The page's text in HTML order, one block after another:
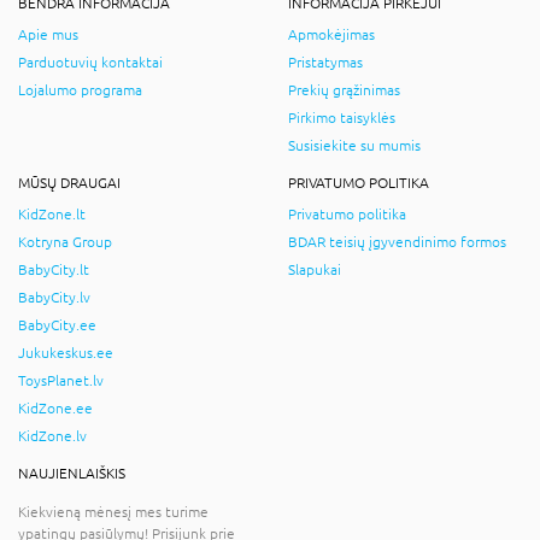
BENDRA INFORMACIJA
Apie mus
Parduotuvių kontaktai
Lojalumo programa
INFORMACIJA PIRKĖJUI
Apmokėjimas
Pristatymas
Prekių grąžinimas
Pirkimo taisyklės
Susisiekite su mumis
MŪSŲ DRAUGAI
KidZone.lt
Kotryna Group
BabyCity.lt
BabyCity.lv
BabyCity.ee
Jukukeskus.ee
ToysPlanet.lv
KidZone.ee
KidZone.lv
PRIVATUMO POLITIKA
Privatumo politika
BDAR teisių įgyvendinimo formos
Slapukai
NAUJIENLAIŠKIS
Kiekvieną mėnesį mes turime
ypatingų pasiūlymų! Prisijunk prie